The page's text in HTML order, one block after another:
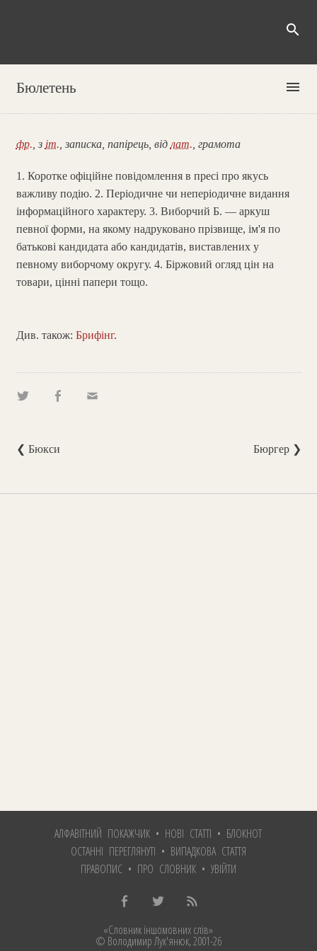
search
Бюлетень menu
фр. , з іт. , записка, папірець, від лат. , грамота
1. Коротке офіційне повідомлення в пресі про якусь
важливу подію. 2. Періодичне чи неперіодичне видання
інформаційного характеру. 3. Виборчий Б. — аркуш
певної форми, на якому надруковано прізвище, ім'я по
батькові кандидата або кандидатів, виставлених у
певному виборчому округу. 4. Біржовий огляд цін на
товари, цінні папери тощо.
Див. також: Брифінг.
❮ Бюкси Бюргер ❯
АЛФАВІТНИЙ ПОКАЖЧИК • НОВІ СТАТТІ • БЛОКНОТ
ОСТАННІ ПЕРЕГЛЯНУТІ • ВИПАДКОВА СТАТТЯ
ПРАВОПИС• ПРО СЛОВНИК• УВІЙТИ
«Словник іншомовних слів»
© Володимир Лук'янюк, 2001-26